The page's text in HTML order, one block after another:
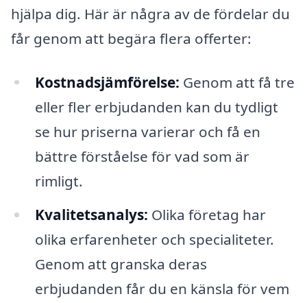
hjälpa dig. Här är några av de fördelar du
får genom att begära flera offerter:
Kostnadsjämförelse: Genom att få tre
eller fler erbjudanden kan du tydligt
se hur priserna varierar och få en
bättre förståelse för vad som är
rimligt.
Kvalitetsanalys: Olika företag har
olika erfarenheter och specialiteter.
Genom att granska deras
erbjudanden får du en känsla för vem